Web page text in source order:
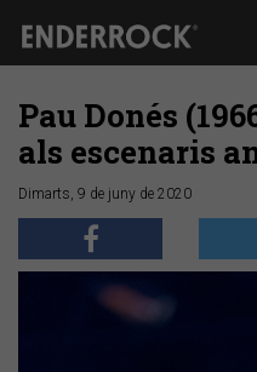
Pau Donés
als escenaris
Dimarts, 9 de juny de 2020
Anterior